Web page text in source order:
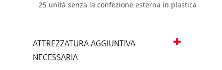
25 unità senza la confezione esterna in plastica
ATTREZZATURA AGGIUNTIVA
NECESSARIA